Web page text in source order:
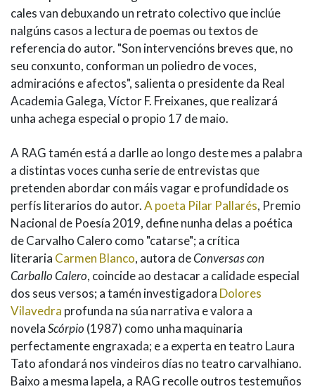
cales van debuxando un retrato colectivo que inclúe
nalgúns casos a lectura de poemas ou textos de
referencia do autor. "Son intervencións breves que, no
seu conxunto, conforman un poliedro de voces,
admiracións e afectos", salienta o presidente da Real
Academia Galega, Víctor F. Freixanes, que realizará
unha achega especial o propio 17 de maio.
A RAG tamén está a darlle ao longo deste mes a palabra
a distintas voces cunha serie de entrevistas que
pretenden abordar con máis vagar e profundidade os
perfís literarios do autor.A poeta Pilar Pallarés, Premio
Nacional de Poesía 2019, define nunha delas a poética
de Carvalho Calero como "catarse"; a crítica
literaria Carmen Blanco, autora deConversas con
Carballo Calero, coincide ao destacar a calidade especial
dos seus versos; a tamén investigadora Dolores
Vilavedra profunda na súa narrativa e valora a
novelaScórpio (1987) como unha maquinaria
perfectamente engraxada; e a experta en teatro Laura
Tato afondará nos vindeiros días no teatro carvalhiano.
Baixo a mesma lapela, a RAG recolle outros testemuños